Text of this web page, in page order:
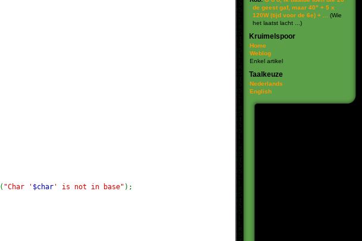
( "Char ' $char ' is not in base" );
de geest gaf, maar 40" + 5 x
120W (tijd voor de 6e) + ...
(Wie
het laatst lacht ... )
Kruimelspoor
Home
Weblog
Enkel artikel
Taalkeuze
Nederlands
English